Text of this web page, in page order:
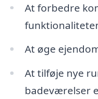
At forbedre
At øge
At tilføje nye
badeværelser